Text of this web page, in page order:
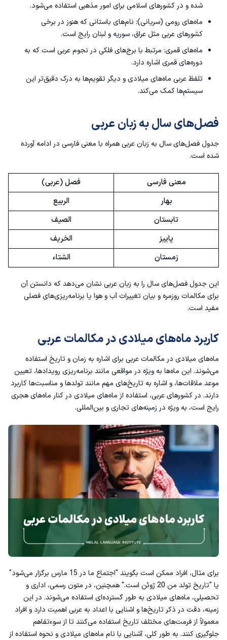
شده و در کشورهای اسلامی برای امور مذهبی استفاده می‌شود.
ماه‌های رومی (سریانی): نام‌های باستانی که هنوز در برخی
کشورهای عربی مثل عراق، سوریه و لبنان رایج است.
ماه‌های قمری: مرتبط با برج‌های فلکی در نجوم عربی است که به
دوره‌های قمری اشاره دارد.
تلفظ عربی ماه‌های میلادی و دیگر تقویم‌ها به درک دقیق‌تر این
سیستم‌ها کمک می‌کند.
فصل‌های سال به زبان عربی
جدول فصل‌های سال به زبان عربی همراه با معنی فارسی در ادامه آورده
شده است.
معنی فارسی
فصل (عربی)
بهار
الربيع
تابستان
الصيف
پاییز
الخريف
زمستان
الشتاء
این جدول فصل‌های سال را به زبان عربی نشان می‌دهد که دانستن آن
برای مکالمات روزمره و بیان تغییرات آب و هوا یا برنامه‌ریزی‌های فصلی
مفید است.
کاربرد ماه‌های میلادی در مکالمات عربی
ماه‌های میلادی در مکالمات عربی برای اشاره به زمان و تاریخ استفاده
می‌شوند. این ماه‌ها به ویژه در مواقعی مانند برنامه‌ریزی رویدادها، تعیین
موعد ملاقات‌ها، و اشاره به تاریخ‌های مهم مانند تولدها و مناسبت‌ها کاربرد
دارند. در کشورهای عربی، استفاده از ماه‌های میلادی در کنار ماه‌های هجری
رایج است، به ویژه در زمینه‌های تجاری و بین‌المللی.
برای مثال، افراد ممکن است بگویند "اجتماع ما در 15 مارس برگزار می‌شود"
یا "تاریخ تولد من 20 ژوئن است." همچنین، در متون رسمی، اداری و
تحصیلی، ماه‌های میلادی به طور گسترده‌ای استفاده می‌شوند. در این
زمینه، دقت در ذکر تاریخ‌ها و اشنایی با اعداد به عربی اهمیت دارد و افراد
معمولاً از فرمت‌های مختلف تاریخ استفاده می‌کنند تا از سوءتفاهم
جلوگیری کنند. به طور کلی، آشنایی با نام ماه‌های میلادی و نحوه استفاده از